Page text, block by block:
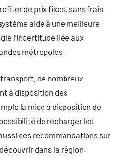
de prix fixes, sans frais
aide à une meilleure
l’incertitude liée aux
métropoles.
de nombreux
à disposition des
la mise à disposition de
de recharger les
des recommandations sur
dans la région.